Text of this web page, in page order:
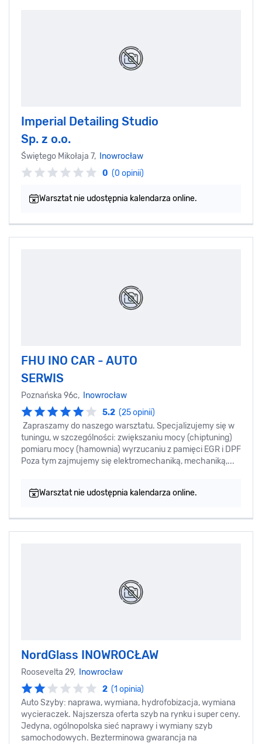
Imperial Detailing Studio
Sp. z o.o.
Świętego Mikołaja 7,
Inowrocław
0 (0 opinii)
Warsztat nie udostępnia kalendarza online.
FHU INO CAR - AUTO
SERWIS
Poznańska 96c,
Inowrocław
5.2 (25 opinii)
Zapraszamy do naszego warsztatu. Specjalizujemy się w
tuningu, w szczególności: zwiększaniu mocy (chiptuning)
pomiaru mocy (hamownia) wyrzucaniu z pamięci EGR i DPF
Poza tym zajmujemy się elektromechaniką, mechaniką,...
Warsztat nie udostępnia kalendarza online.
NordGlass INOWROCŁAW
Roosevelta 29,
Inowrocław
2 (1 opinia)
Auto Szyby: naprawa, wymiana, hydrofobizacja, wymiana
wycieraczek. Najszersza oferta szyb na rynku i super ceny.
Jedyna, ogólnopolska sieć naprawy i wymiany szyb
samochodowych. Bezterminowa gwarancja na